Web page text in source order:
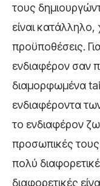
τους
είναι κατάλληλο,
προϋποθέσεις.
ενδιαφέρον σαν
διαμορφωμένα
ενδιαφέροντα
το ενδιαφέρον
προσωπικές τους
πολύ
διαφορετικές